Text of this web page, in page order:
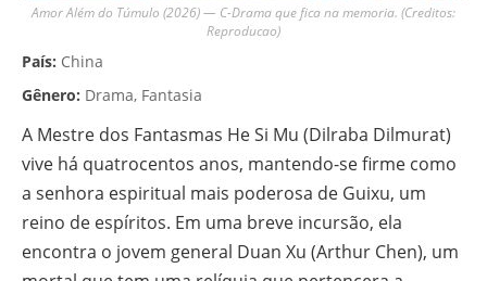
Amor Além do Túmulo (2026) — C-Drama que fica na memoria. (Creditos:
Reproducao)
País: China
Gênero: Drama, Fantasia
A Mestre dos Fantasmas He Si Mu (Dilraba Dilmurat)
vive há quatrocentos anos, mantendo-se firme como
a senhora espiritual mais poderosa de Guixu, um
reino de espíritos. Em uma breve incursão, ela
encontra o jovem general Duan Xu (Arthur Chen), um